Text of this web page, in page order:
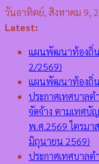
Skip
to
วันอาทิตย์, สิงหาคม 9,
Latest:
แผนพัฒนาท้องถิ่น
2/2569)
แผนพัฒนาท้องถิ่น
ประกาศเทศบาลต
จัดจ้าง ตามเทศ
พ.ศ.2569 ไตรมา
มิถุนายน 2569)
ประกาศเทศบาลต